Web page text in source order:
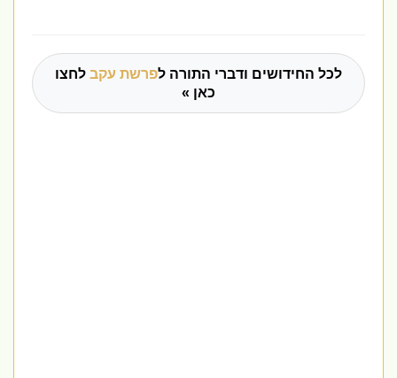
לכל החידושים ודברי התורה לפרשת עקב לחצו
כאן »